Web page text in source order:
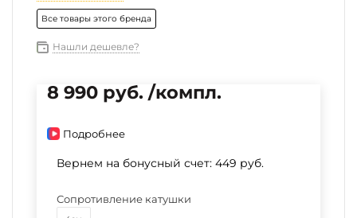
Все товары этого бренда
Нашли дешевле?
8 990 руб. /компл.
Подробнее
Вернем на бонусный счет: 449 руб.
Сопротивление катушки